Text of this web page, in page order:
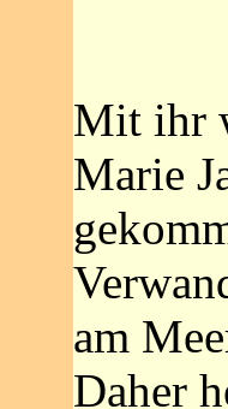
Mit ihr
Marie
am
Daher